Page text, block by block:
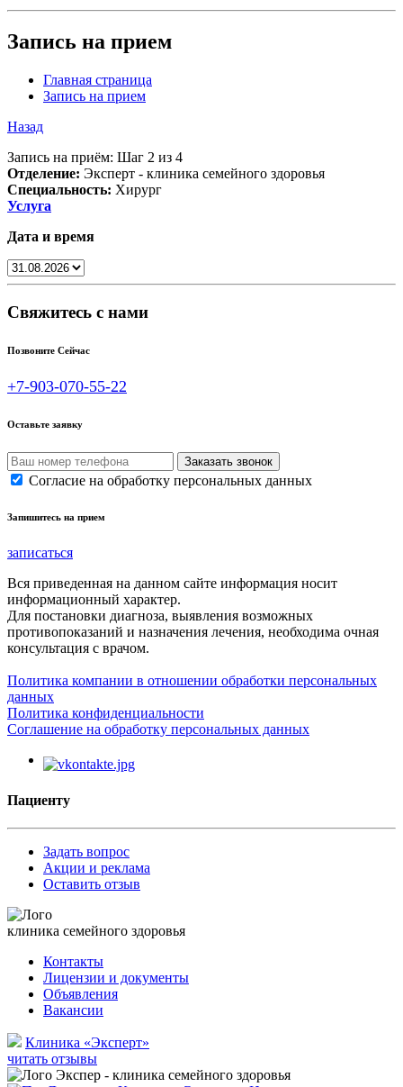
Запись на прием
Главная страница
Запись на прием
Назад
Запись на приём: Шаг 2 из 4
Отделение: Эксперт - клиника семейного здоровья
Специальность: Хирург
Услуга
Дата и время
Свяжитесь с нами
Позвоните Сейчас
+7-903-070-55-22
Оставьте заявку
Согласие на обработку персональных данных
Запишитесь на прием
записаться
Вся приведенная на данном сайте информация носит
информационный характер.
Для постановки диагноза, выявления возможных
противопоказаний и назначения лечения, необходима очная
консультация с врачом.
Политика компании в отношении обработки персональных
данных
Политика конфиденциальности
Соглашение на обработку персональных данных
Пациенту
Задать вопрос
Акции и реклама
Оставить отзыв
клиника семейного здоровья
Контакты
Лицензии и документы
Объявления
Вакансии
Клиника «Эксперт»
читать отзывы